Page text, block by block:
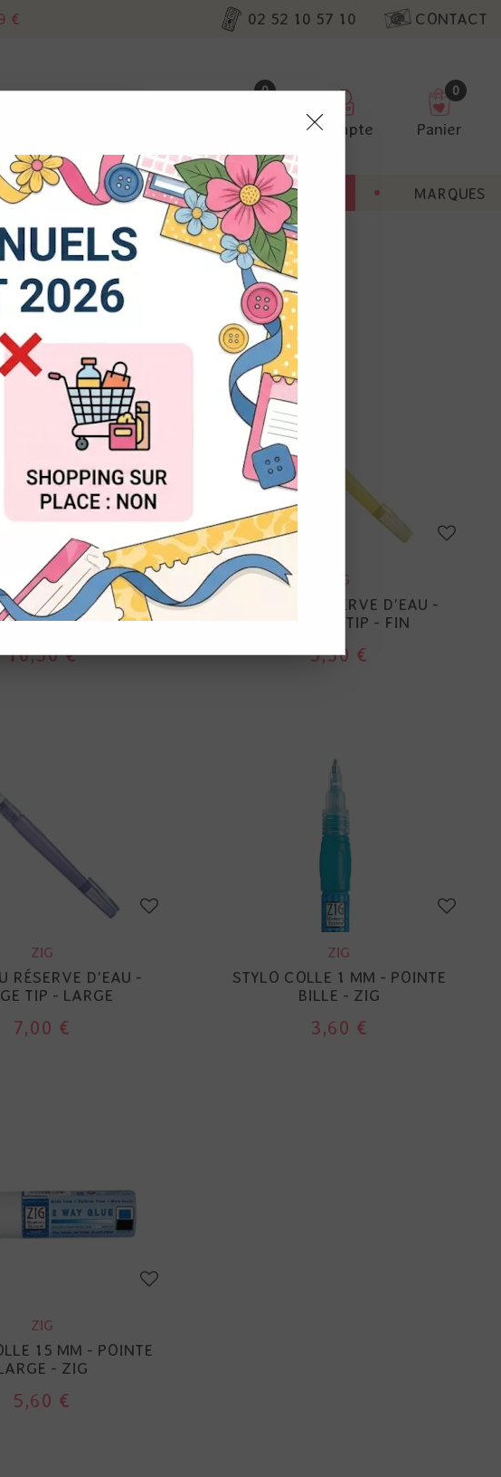
€ 02 52 10 57 10 CONTACT
0
Compte
0
Panier
- RANGEMENT BONNES AFFAIRES MARQUES
ZIG
ZIG
RÉSERVE D'EAU -
TIP - BROSSE
10,50 €
ZIG
PINCEAU RÉSERVE D'EAU -
DETAILER TIP - FIN
5,30 €
ZIG
RÉSERVE D'EAU -
TIP - LARGE
7,00 €
ZIG
STYLO COLLE 1 MM - POINTE
BILLE - ZIG
3,60 €
ZIG
15 MM - POINTE
- ZIG
5,60 €
?
à jour sur nos
consentement. D'autres, non
la mesure des annonces
données de géolocalisation
informations sur un appareil.
domaines de Kerglaz. Vous
sur le widget en bas à droite
ACCEPTER TOUT